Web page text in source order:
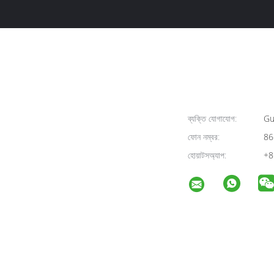
ব্যক্তি যোগাযোগ:
ফোন নম্বর:
হোয়াটসঅ্যাপ: